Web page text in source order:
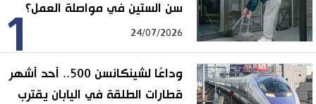
1سن الستين في مواصلة العمل؟
24/07/2026
وداعًا لشينكانسن 500.. أحد أشهر
قطارات الطلقة في اليابان يقترب